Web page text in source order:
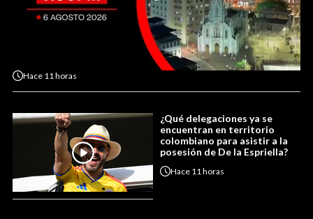
Hace 11 horas
¿Qué delegaciones ya se
encuentran en territorio
colombiano para asistir a la
posesión de De la Espriella?
Hace 11 horas